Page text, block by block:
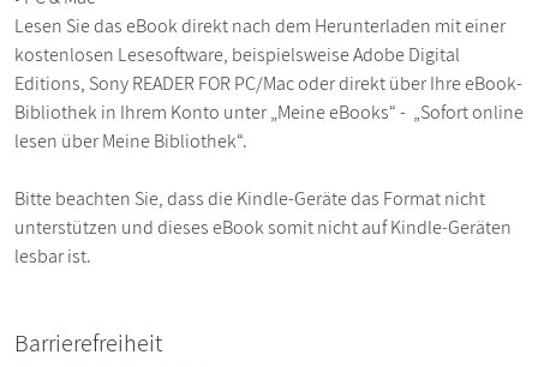
Lesen Sie das eBook direkt nach dem Herunterladen mit einer
kostenlosen Lesesoftware, beispielsweise Adobe Digital
Editions, Sony READER FOR PC/Mac oder direkt über Ihre eBook-
Bibliothek in Ihrem Konto unter „Meine eBooks“ - „Sofort online
lesen über Meine Bibliothek“.
Bitte beachten Sie, dass die Kindle-Geräte das Format nicht
unterstützen und dieses eBook somit nicht auf Kindle-Geräten
lesbar ist.
Barrierefreiheit